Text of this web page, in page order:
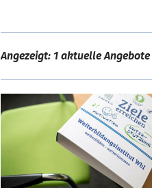
Angezeigt: 1 aktuelle Angebote